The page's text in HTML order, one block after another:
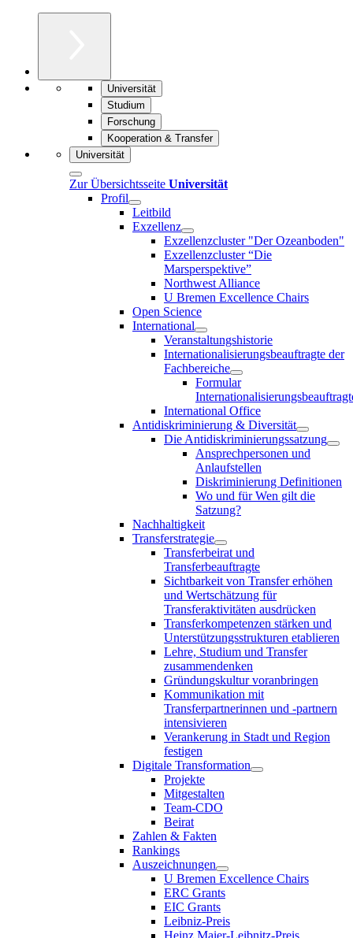
Universität
Studium
Forschung
Kooperation & Transfer
Universität
Zur Übersichtsseite Universität
Profil
Leitbild
Exzellenz
Exzellenzcluster "Der Ozeanboden"
Exzellenzcluster “Die
Marsperspektive”
Northwest Alliance
U Bremen Excellence Chairs
Open Science
International
Veranstaltungshistorie
Internationalisierungsbeauftragte der
Fachbereiche
Formular
International Office
Antidiskriminierung & Diversität
Die Antidiskriminierungssatzung
Ansprechpersonen und
Anlaufstellen
Diskriminierung Definitionen
Wo und für Wen gilt die
Satzung?
Nachhaltigkeit
Transferstrategie
Transferbeirat und
Transferbeauftragte
Sichtbarkeit von Transfer erhöhen
und Wertschätzung für
Transferaktivitäten ausdrücken
Transferkompetenzen stärken und
Unterstützungsstrukturen etablieren
Lehre, Studium und Transfer
zusammendenken
Gründungskultur voranbringen
Kommunikation mit
Transferpartnerinnen und -partnern
intensivieren
Verankerung in Stadt und Region
festigen
Digitale Transformation
Projekte
Mitgestalten
Team-CDO
Beirat
Zahlen & Fakten
Rankings
Auszeichnungen
U Bremen Excellence Chairs
ERC Grants
EIC Grants
Leibniz-Preis
Heinz Maier-Leibnitz-Preis